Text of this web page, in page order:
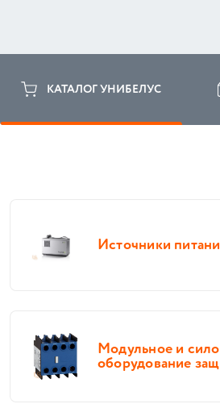
КАТАЛОГ УНИБЕЛУС
Источники
Модульное и
оборудование